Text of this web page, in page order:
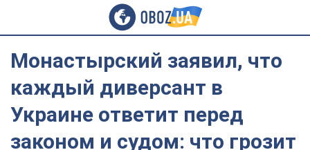
Монастырский заявил, что
каждый диверсант в
Украине ответит перед
законом и судом: что грозит